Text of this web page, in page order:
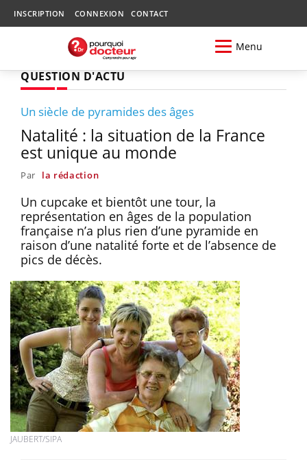
INSCRIPTION CONNEXION CONTACT
Menu
QUESTION D'ACTU
Un siècle de pyramides des âges
Natalité : la situation de la France
est unique au monde
Par la rédaction
Un cupcake et bientôt une tour, la
représentation en âges de la population
française n’a plus rien d’une pyramide en
raison d’une natalité forte et de l’absence de
pics de décès.
JAUBERT/SIPA